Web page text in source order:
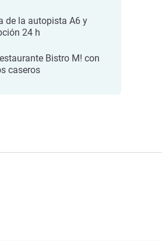
de la autopista A6 y
24 h
Bistro M! con
caseros